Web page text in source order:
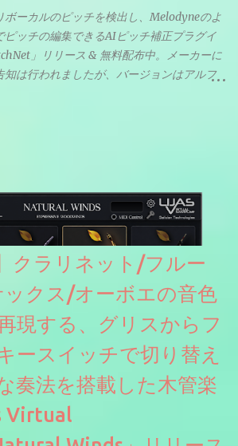
ボーカルのピッチを検出し、Melodyneのよ
ピッチの編集できるAIピッチ補正プラグイ
」リリース & 無料配布中。メーカーに
知は行われましたが、バージョンはアルフ
良した製品のようです。
クラリネット/フルー
ックス/オーボエの音色
現する、グリスからフ
ースイッチで切り替え
奏法を搭載した木管楽
Virtual